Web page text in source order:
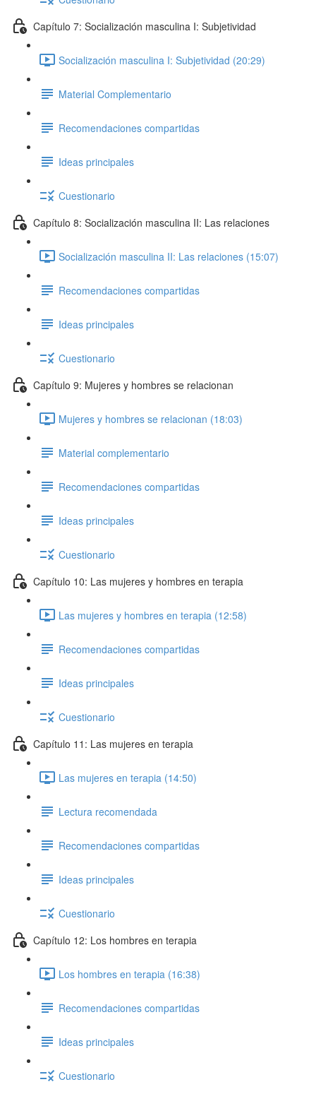
Capítulo 7: Socialización masculina I: Subjetividad
Socialización masculina I: Subjetividad (20:29)
Material Complementario
Recomendaciones compartidas
Ideas principales
Cuestionario
Capítulo 8: Socialización masculina II: Las relaciones
Socialización masculina II: Las relaciones (15:07)
Recomendaciones compartidas
Ideas principales
Cuestionario
Capítulo 9: Mujeres y hombres se relacionan
Mujeres y hombres se relacionan (18:03)
Material complementario
Recomendaciones compartidas
Ideas principales
Cuestionario
Capítulo 10: Las mujeres y hombres en terapia
Las mujeres y hombres en terapia (12:58)
Recomendaciones compartidas
Ideas principales
Cuestionario
Capítulo 11: Las mujeres en terapia
Las mujeres en terapia (14:50)
Lectura recomendada
Recomendaciones compartidas
Ideas principales
Cuestionario
Capítulo 12: Los hombres en terapia
Los hombres en terapia (16:38)
Recomendaciones compartidas
Ideas principales
Cuestionario